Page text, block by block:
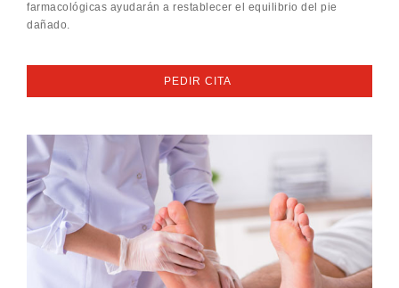
farmacológicas ayudarán a restablecer el equilibrio del pie
dañado.
PEDIR CITA